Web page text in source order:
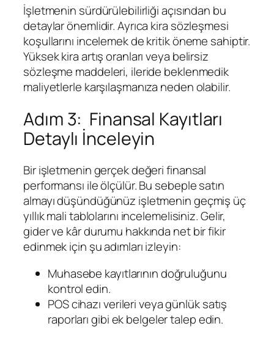
İşletmenin sürdürülebilirliği açısından bu
detaylar önemlidir. Ayrıca kira sözleşmesi
koşullarını incelemek de kritik öneme sahiptir.
Yüksek kira artış oranları veya belirsiz
sözleşme maddeleri, ileride beklenmedik
maliyetlerle karşılaşmanıza neden olabilir.
Adım 3: Finansal Kayıtları
Detaylı İnceleyin
Bir işletmenin gerçek değeri finansal
performansı ile ölçülür. Bu sebeple satın
almayı düşündüğünüz işletmenin geçmiş üç
yıllık mali tablolarını incelemelisiniz. Gelir,
gider ve kâr durumu hakkında net bir fikir
edinmek için şu adımları izleyin:
Muhasebe kayıtlarının doğruluğunu
kontrol edin.
POS cihazı verileri veya günlük satış
raporları gibi ek belgeler talep edin.